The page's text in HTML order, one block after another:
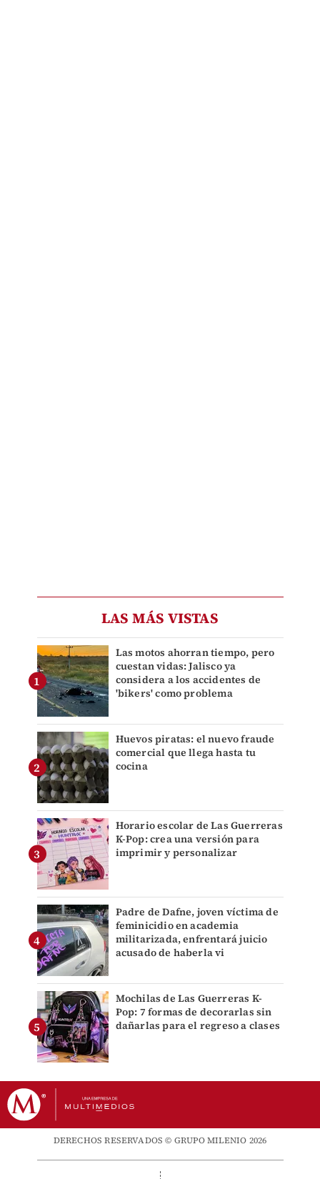
LAS MÁS VISTAS
Las motos ahorran tiempo, pero
cuestan vidas: Jalisco ya
considera a los accidentes de
'bikers' como problema
Huevos piratas: el nuevo fraude
comercial que llega hasta tu
cocina
Horario escolar de Las Guerreras
K-Pop: crea una versión para
imprimir y personalizar
Padre de Dafne, joven víctima de
feminicidio en academia
militarizada, enfrentará juicio
acusado de haberla vi
Mochilas de Las Guerreras K-
Pop: 7 formas de decorarlas sin
dañarlas para el regreso a clases
DERECHOS RESERVADOS © GRUPO MILENIO 2026